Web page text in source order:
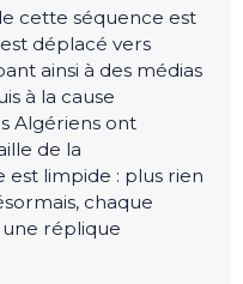
cette séquence est
déplacé vers
ainsi à des médias
à la cause
Algériens ont
de la
est limpide : plus rien
chaque
réplique